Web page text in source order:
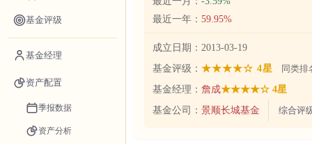
基金评级
基金经理
资产配置
季报数据
资产分析
最近一年： 59.95%
成立日期： 2013-03-19
基金评级： ★★★★☆ 4星
同类排
基金经理： 詹成★★★★☆ 4星
基金公司： 景顺长城基金 综合评